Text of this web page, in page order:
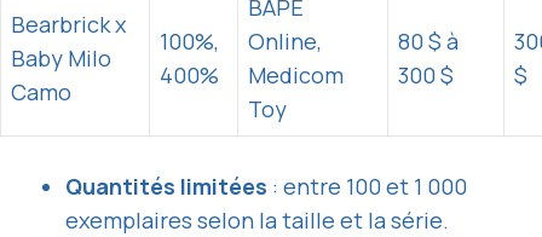
Bearbrick x
Baby Milo
Camo
100%,
400%
BAPE
Online,
Medicom
Toy
80 $ à
300 $
$
Quantités limitées : entre 100 et 1 000
exemplaires selon la taille et la série.